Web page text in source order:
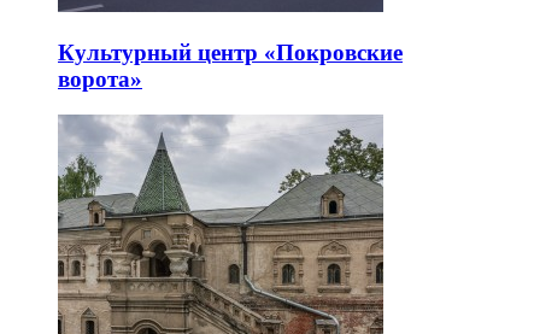
Культурный центр «Покровские
ворота»